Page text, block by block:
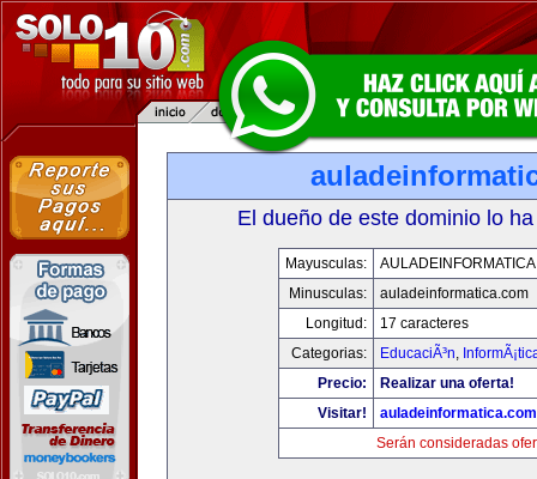
El dueño de este dominio lo
Mayusculas:
Minusculas:
auladeinformatica.com
Longitud:
17 caracteres
Categorias:
EducaciÃ³n,
Precio:
Realizar una oferta!
Visitar!
auladeinformatica.com
Serán consideradas